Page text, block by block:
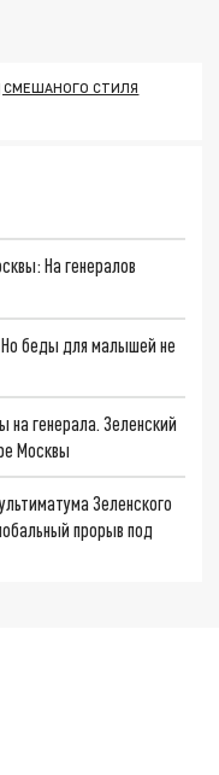
СМЕШАНОГО СТИЛЯ
На генералов
Но беды для малышей не
генерала. Зеленский
Москвы
Зеленского
прорыв под